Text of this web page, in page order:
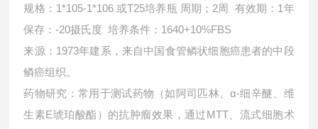
规格：1*105-1*106 或T25培养瓶 周期；2周 有效期：1年
保存：-20摄氏度 培养条件：1640+10%FBS
来源‌：1973年建系，来自中国食管鳞状细胞癌患者的中段
鳞癌组织。
药物研究‌：常用于测试药物（如阿司匹林、α-细辛醚、维
生素E琥珀酸酯）的抗肿瘤效果，通过MTT、流式细胞术